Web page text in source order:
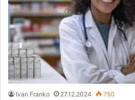
Ivan Franko 27.12.2024 750